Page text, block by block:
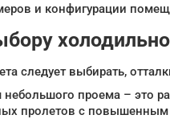
и конфигурации
следует выбирать,
проема – это
пролетов с